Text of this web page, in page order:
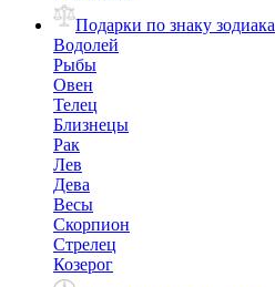
Подарки по знаку зодиака
Водолей
Рыбы
Овен
Телец
Близнецы
Рак
Лев
Дева
Весы
Скорпион
Стрелец
Козерог